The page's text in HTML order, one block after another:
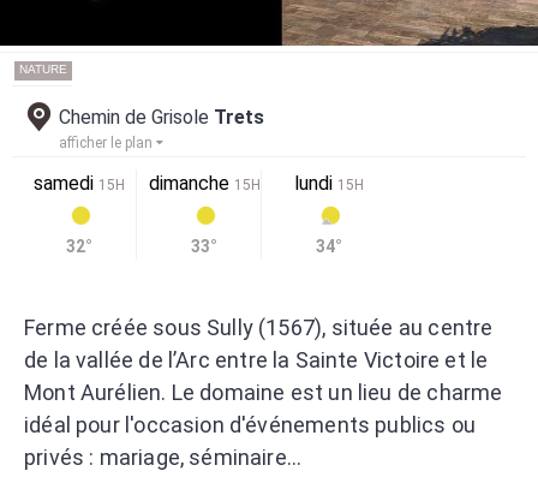
NATURE
Chemin de Grisole Trets
afficher le plan
samedi 15H
32°
dimanche 15H
33°
lundi 15H
34°
Ferme créée sous Sully (1567), située au centre
de la vallée de l’Arc entre la Sainte Victoire et le
Mont Aurélien. Le domaine est un lieu de charme
idéal pour l'occasion d'événements publics ou
privés : mariage, séminaire...